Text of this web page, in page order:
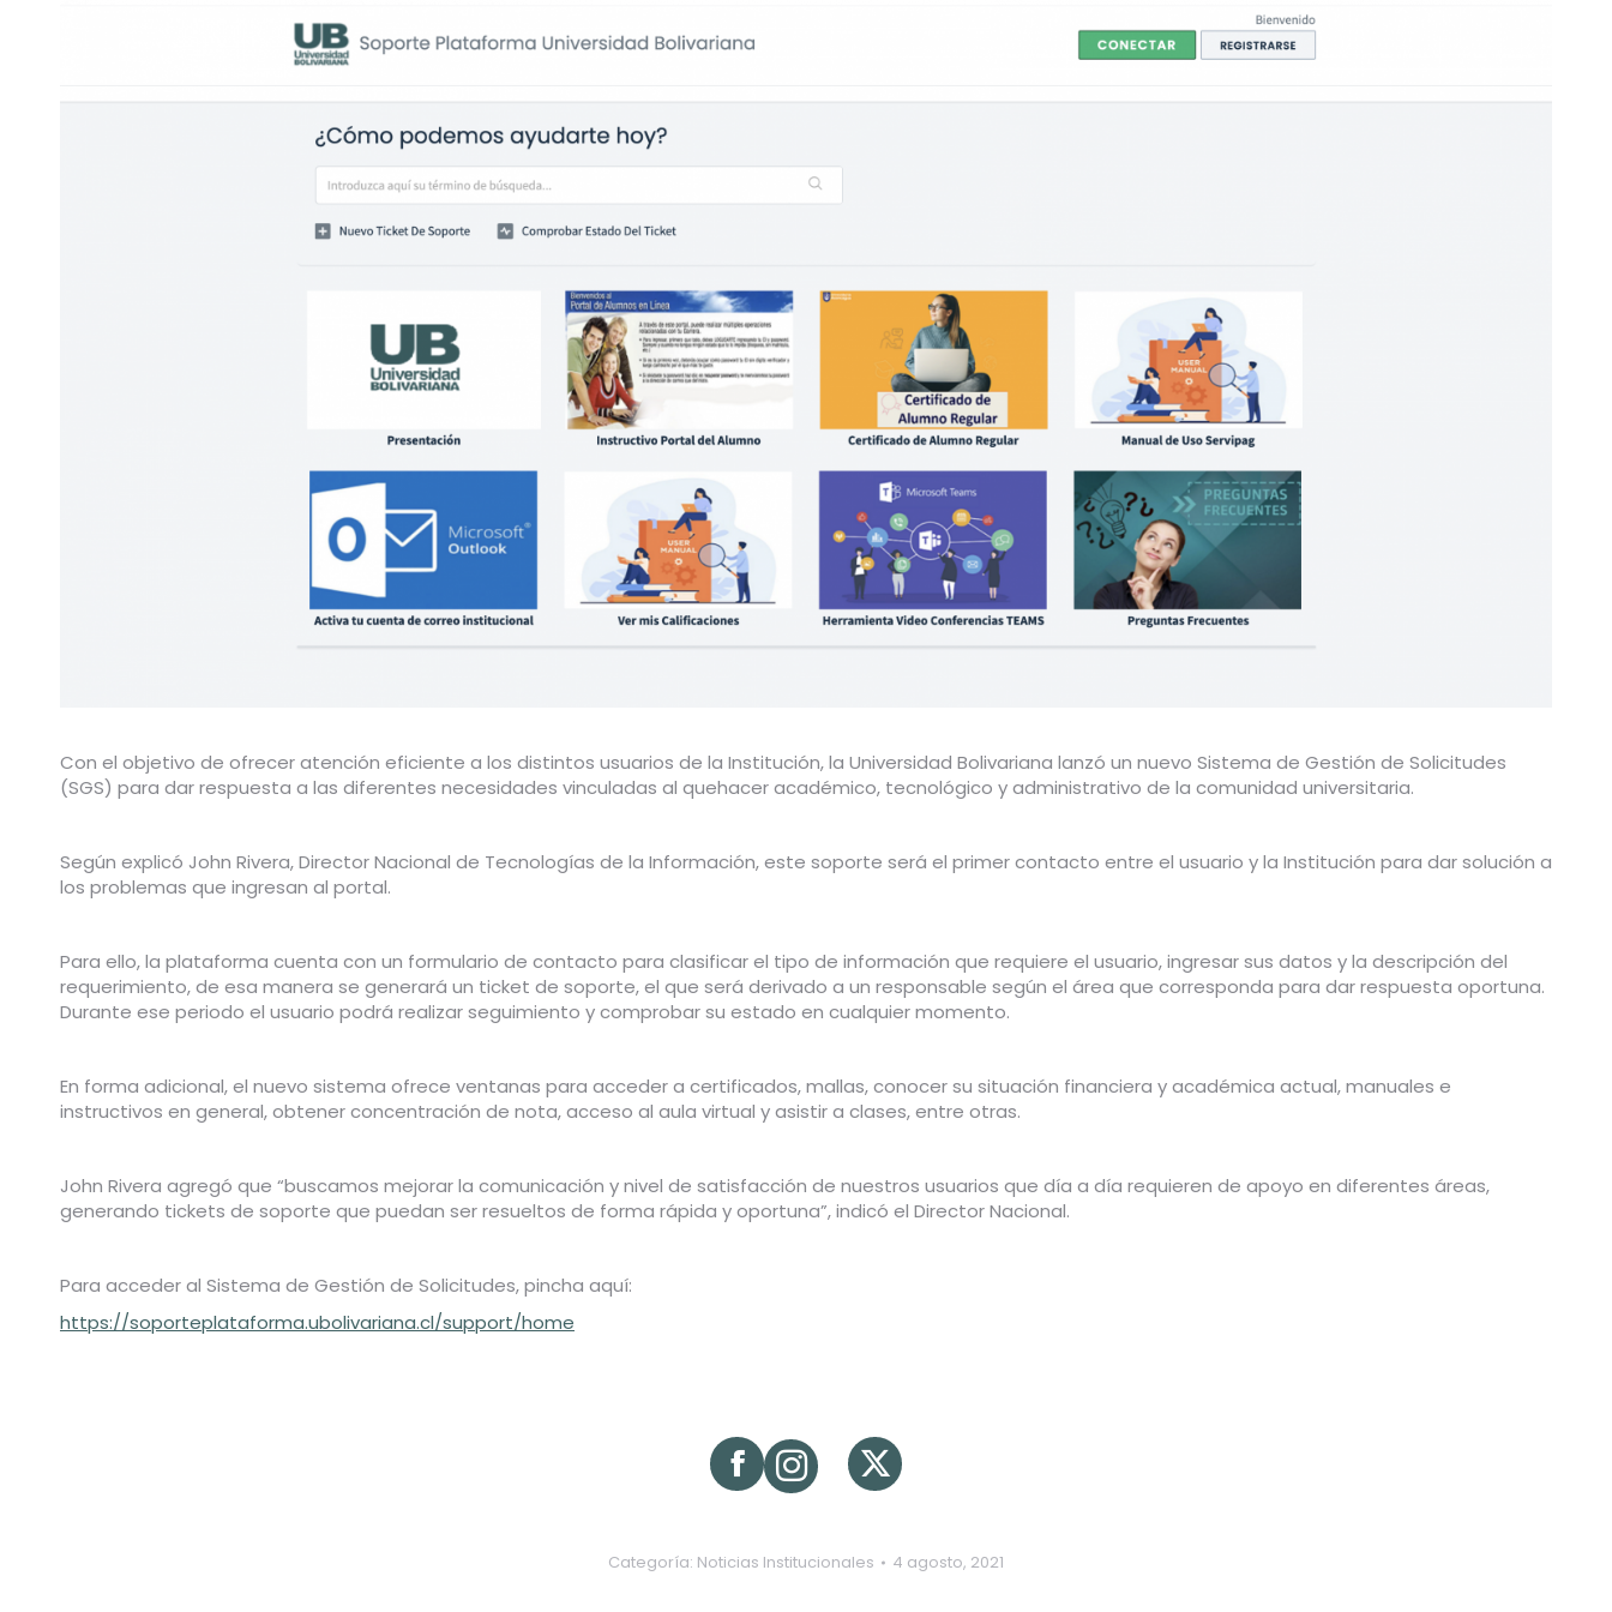
Con el objetivo de ofrecer atención eficiente a los distintos usuarios de la Institución, la Universidad Bolivariana lanzó un nuevo Sistema de Gestión de Solicitudes
(SGS) para dar respuesta a las diferentes necesidades vinculadas al quehacer académico, tecnológico y administrativo de la comunidad universitaria.
Según explicó John Rivera, Director Nacional de Tecnologías de la Información, este soporte será el primer contacto entre el usuario y la Institución para dar solución a
los problemas que ingresan al portal.
Para ello, la plataforma cuenta con un formulario de contacto para clasificar el tipo de información que requiere el usuario, ingresar sus datos y la descripción del
requerimiento, de esa manera se generará un ticket de soporte, el que será derivado a un responsable según el área que corresponda para dar respuesta oportuna.
Durante ese periodo el usuario podrá realizar seguimiento y comprobar su estado en cualquier momento.
En forma adicional, el nuevo sistema ofrece ventanas para acceder a certificados, mallas, conocer su situación financiera y académica actual, manuales e
instructivos en general, obtener concentración de nota, acceso al aula virtual y asistir a clases, entre otras.
John Rivera agregó que “buscamos mejorar la comunicación y nivel de satisfacción de nuestros usuarios que día a día requieren de apoyo en diferentes áreas,
generando tickets de soporte que puedan ser resueltos de forma rápida y oportuna”, indicó el Director Nacional.
Para acceder al Sistema de Gestión de Solicitudes, pincha aquí:
https://soporteplataforma.ubolivariana.cl/support/home
Categoría: Noticias Institucionales 4 agosto, 2021